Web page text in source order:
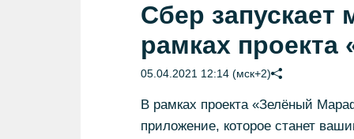
Сбер
рамках
05.04.2021 12:14 (мск+2)
В рамках проекта «Зелёный
приложение, которое станет